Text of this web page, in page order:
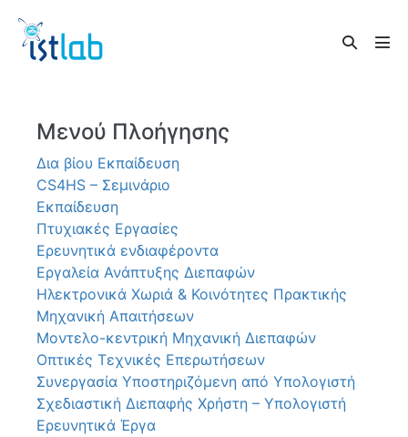
content
Search
Μενού Πλοήγησης
Δια βίου Εκπαίδευση
CS4HS – Σεμινάριο
Εκπαίδευση
Πτυχιακές Εργασίες
Ερευνητικά ενδιαφέροντα
Εργαλεία Ανάπτυξης Διεπαφών
Ηλεκτρονικά Χωριά & Κοινότητες Πρακτικής
Μηχανική Απαιτήσεων
Μοντελο-κεντρική Μηχανική Διεπαφών
Οπτικές Τεχνικές Επερωτήσεων
Συνεργασία Υποστηριζόμενη από Υπολογιστή
Σχεδιαστική Διεπαφής Χρήστη – Υπολογιστή
Ερευνητικά Έργα